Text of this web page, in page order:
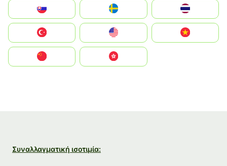
United States
中國香港特別行政區
Συναλλαγματική ισοτιμία: